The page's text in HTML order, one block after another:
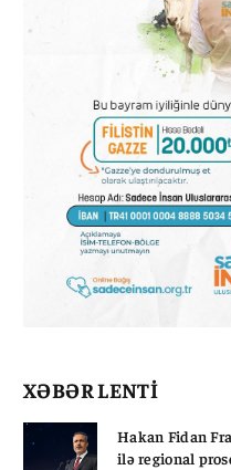
XƏBƏR LENTİ
Hakan Fidan
ilə regional